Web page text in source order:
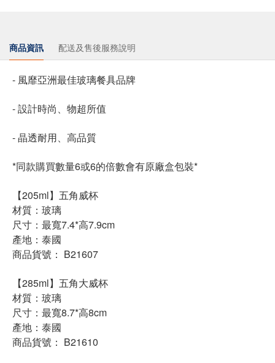
商品資訊 配送及售後服務說明
- 風靡亞洲最佳玻璃餐具品牌
- 設計時尚、物超所值
- 晶透耐用、高品質
*同款購買數量6或6的倍數會有原廠盒包裝*
【205ml】五角威杯
材質：玻璃
尺寸：最寬7.4*高7.9cm
產地：泰國
商品貨號： B21607
【285ml】五角大威杯
材質：玻璃
尺寸：最寬8.7*高8cm
產地：泰國
商品貨號： B21610